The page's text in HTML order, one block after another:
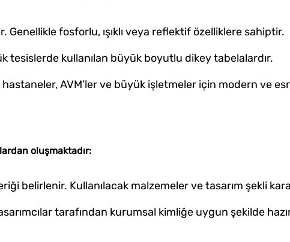
Genellikle fosforlu, ışıklı veya reflektif özelliklere sahiptir.
tesislerde kullanılan büyük boyutlu dikey tabelalardır.
AVM’ler ve büyük işletmeler için modern ve
oluşmaktadır:
belirlenir. Kullanılacak malzemeler ve tasarım şekli
tarafından kurumsal kimliğe uygun şekilde